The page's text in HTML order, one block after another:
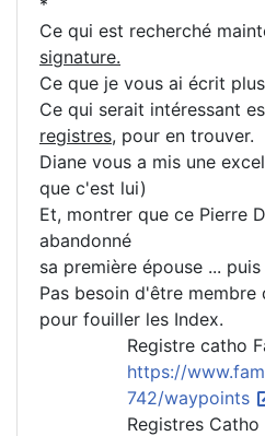
Ce qui est recherché
signature.
Ce que je vous ai écrit
Ce qui serait intéressant
registres, pour en trouver.
Diane vous a mis une
que c'est lui)
Et, montrer que ce Pierre
abandonné
sa première épouse ... puis
Pas besoin d'être
pour fouiller les Index.
Registre catho
https://
742/waypoints
Registres Catho